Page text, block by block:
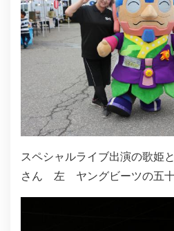
スペシャルライブ出演の歌姫
さん 左 ヤングビーツの五十